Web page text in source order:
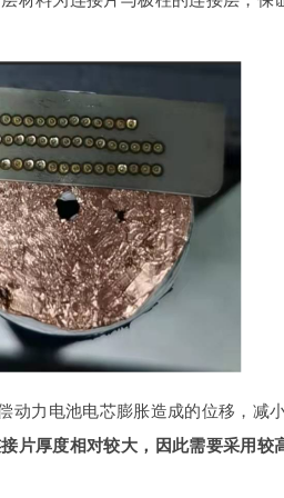
动力电池电芯膨胀造成的位移，减
片厚度相对较大，因此需要采用较